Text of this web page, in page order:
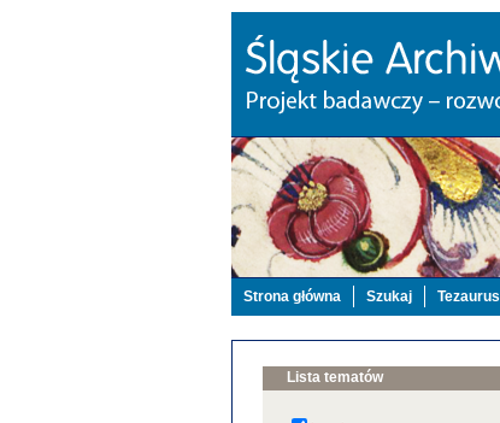
Strona główna Szukaj Tezaurus
Lista tematów